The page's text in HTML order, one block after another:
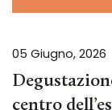
05 Giugno, 2026
centro